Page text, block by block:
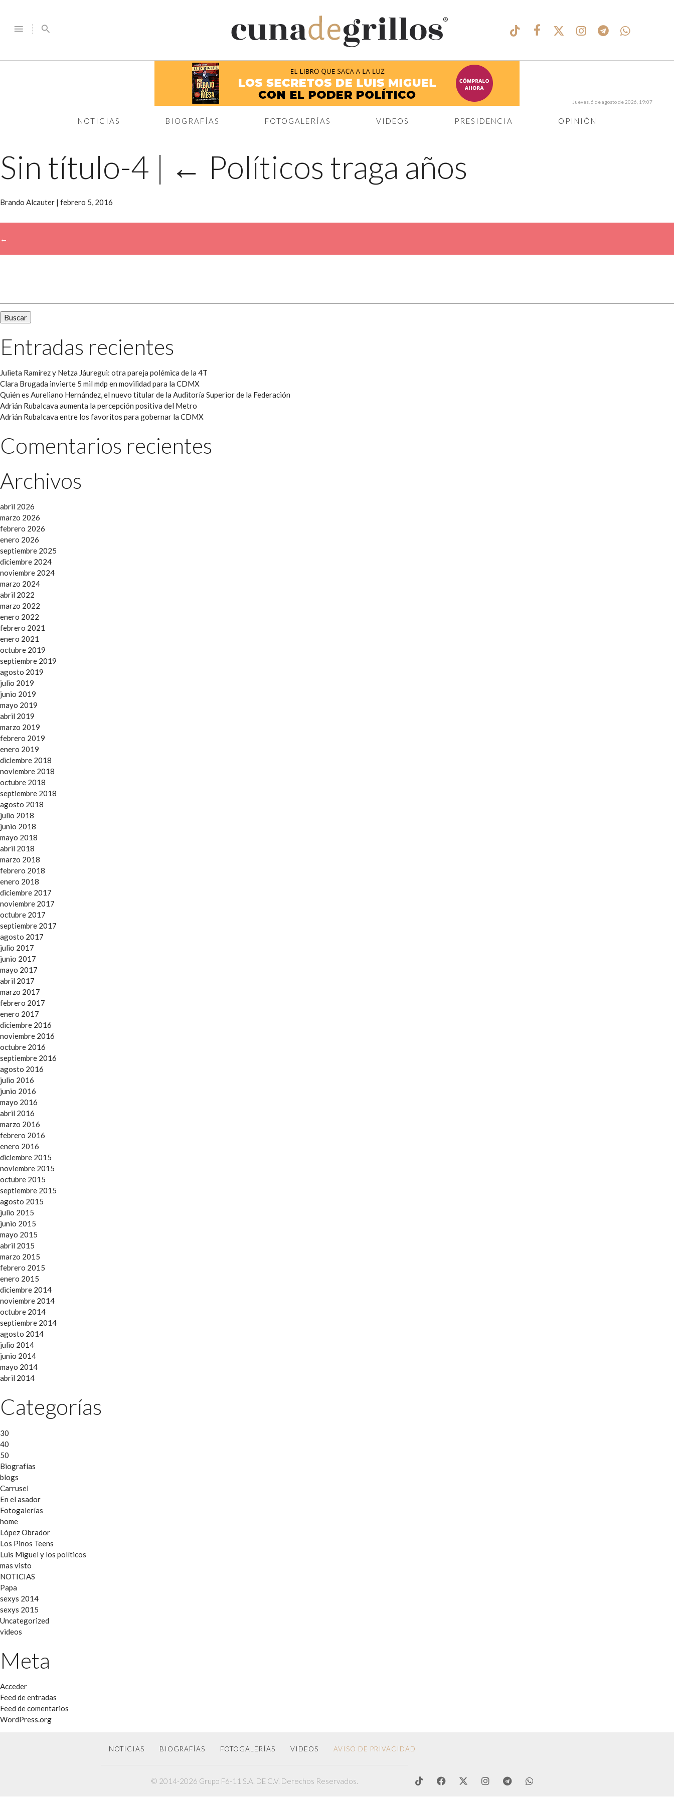
menu search
®
NOTICIAS BIOGRAFÍAS FOTOGALERÍAS VIDEOS PRESIDENCIA OPINIÓN
Jueves, 6 de agosto de 2026, 19:07
Sin título-4 | ← Políticos traga años
Brando Alcauter | febrero 5, 2016
←
Entradas recientes
Julieta Ramírez y Netza Jáuregui: otra pareja polémica de la 4T
Clara Brugada invierte 5 mil mdp en movilidad para la CDMX
Quién es Aureliano Hernández, el nuevo titular de la Auditoría Superior de la Federación
Adrián Rubalcava aumenta la percepción positiva del Metro
Adrián Rubalcava entre los favoritos para gobernar la CDMX
Comentarios recientes
Archivos
abril 2026
marzo 2026
febrero 2026
enero 2026
septiembre 2025
diciembre 2024
noviembre 2024
marzo 2024
abril 2022
marzo 2022
enero 2022
febrero 2021
enero 2021
octubre 2019
septiembre 2019
agosto 2019
julio 2019
junio 2019
mayo 2019
abril 2019
marzo 2019
febrero 2019
enero 2019
diciembre 2018
noviembre 2018
octubre 2018
septiembre 2018
agosto 2018
julio 2018
junio 2018
mayo 2018
abril 2018
marzo 2018
febrero 2018
enero 2018
diciembre 2017
noviembre 2017
octubre 2017
septiembre 2017
agosto 2017
julio 2017
junio 2017
mayo 2017
abril 2017
marzo 2017
febrero 2017
enero 2017
diciembre 2016
noviembre 2016
octubre 2016
septiembre 2016
agosto 2016
julio 2016
junio 2016
mayo 2016
abril 2016
marzo 2016
febrero 2016
enero 2016
diciembre 2015
noviembre 2015
octubre 2015
septiembre 2015
agosto 2015
julio 2015
junio 2015
mayo 2015
abril 2015
marzo 2015
febrero 2015
enero 2015
diciembre 2014
noviembre 2014
octubre 2014
septiembre 2014
agosto 2014
julio 2014
junio 2014
mayo 2014
abril 2014
Categorías
30
40
50
Biografías
blogs
Carrusel
En el asador
Fotogalerías
home
López Obrador
Los Pinos Teens
Luis Miguel y los políticos
mas visto
NOTICIAS
Papa
sexys 2014
sexys 2015
Uncategorized
videos
Meta
Acceder
Feed de entradas
Feed de comentarios
WordPress.org
NOTICIAS BIOGRAFÍAS FOTOGALERÍAS VIDEOS AVISO DE PRIVACIDAD
© 2014-2026 Grupo F6-11 S.A. DE C.V. Derechos Reservados.